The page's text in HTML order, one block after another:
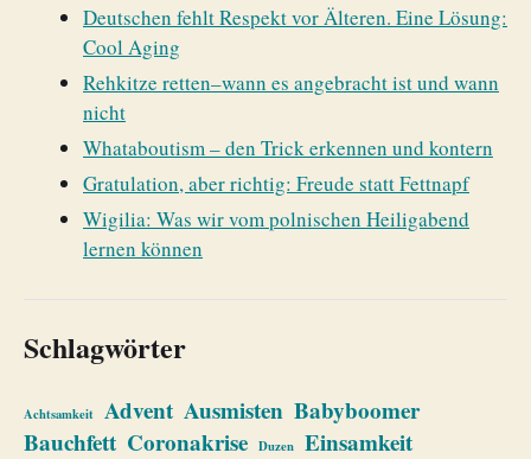
Deutschen fehlt Respekt vor Älteren. Eine Lösung:
Cool Aging
Rehkitze retten–wann es angebracht ist und wann
nicht
Whataboutism – den Trick erkennen und kontern
Gratulation, aber richtig: Freude statt Fettnapf
Wigilia: Was wir vom polnischen Heiligabend
lernen können
Schlagwörter
Achtsamkeit Advent Ausmisten Babyboomer
Bauchfett Coronakrise Duzen Einsamkeit